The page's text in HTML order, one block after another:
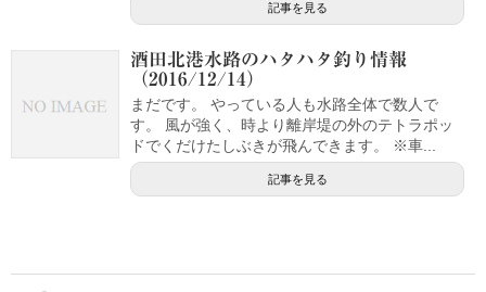
記事を見る
酒田北港水路のハタハタ釣り情報
（2016/12/14）
まだです。 やっている人も水路全体で数人で
す。 風が強く、時より離岸堤の外のテトラポッ
ドでくだけたしぶきが飛んできます。 ※車...
記事を見る